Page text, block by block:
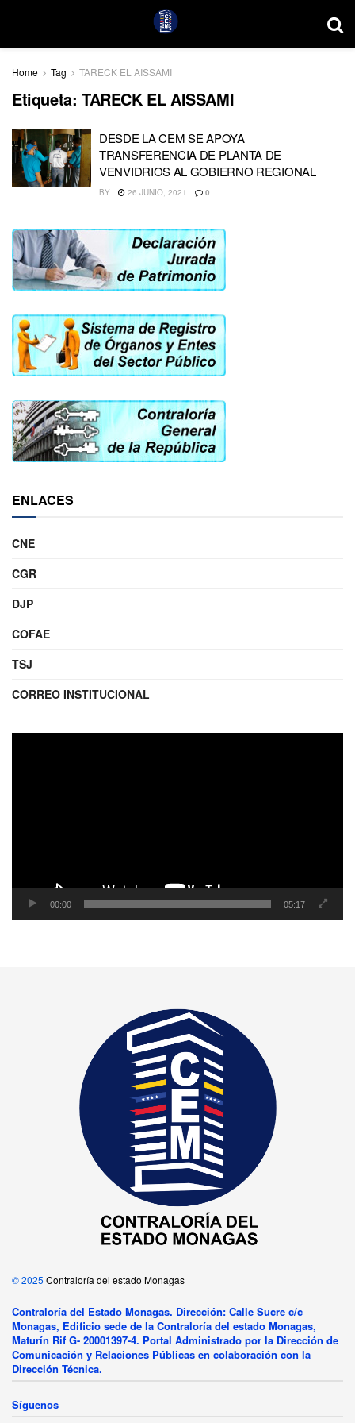
Home Tag TARECK EL AISSAMI
Etiqueta: TARECK EL AISSAMI
DESDE LA CEM SE APOYA
TRANSFERENCIA DE PLANTA DE
VENVIDRIOS AL GOBIERNO REGIONAL
BY 26 JUNIO, 2021 0
ENLACES
CNE
CGR
DJP
COFAE
TSJ
CORREO INSTITUCIONAL
00:00 05:17
© 2025 Contraloría del estado Monagas
Contraloría del Estado Monagas. Dirección: Calle Sucre c/c
Monagas, Edificio sede de la Contraloría del estado Monagas,
Maturín Rif G- 20001397-4. Portal Administrado por la Dirección de
Comunicación y Relaciones Públicas en colaboración con la
Dirección Técnica.
Síguenos